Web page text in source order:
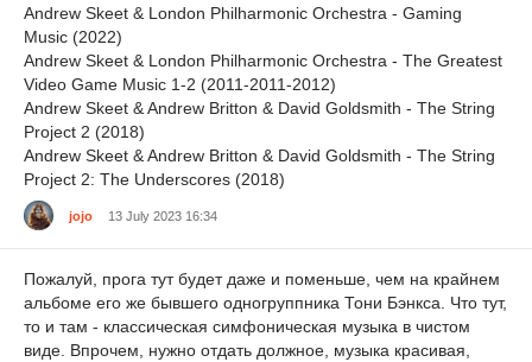
Andrew Skeet & London Philharmonic Orchestra - Gaming
Music (2022)
Andrew Skeet & London Philharmonic Orchestra - The Greatest
Video Game Music 1-2 (2011-2011-2012)
Andrew Skeet & Andrew Britton & David Goldsmith - The String
Project 2 (2018)
Andrew Skeet & Andrew Britton & David Goldsmith - The String
Project 2: The Underscores (2018)
jojo 13 July 2023 16:34
Пожалуй, прога тут будет даже и поменьше, чем на крайнем
альбоме его же бывшего одногруппника Тони Бэнкса. Что тут,
то и там - классическая симфоническая музыка в чистом
виде. Впрочем, нужно отдать должное, музыка красивая,